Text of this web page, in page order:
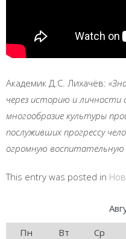
Академик Д.С. Лихачёв:
через историю и личности
многообразие культуры
послуживших прогрессу
огромную воспитательную
This entry was posted in
Пн
Вт Ср